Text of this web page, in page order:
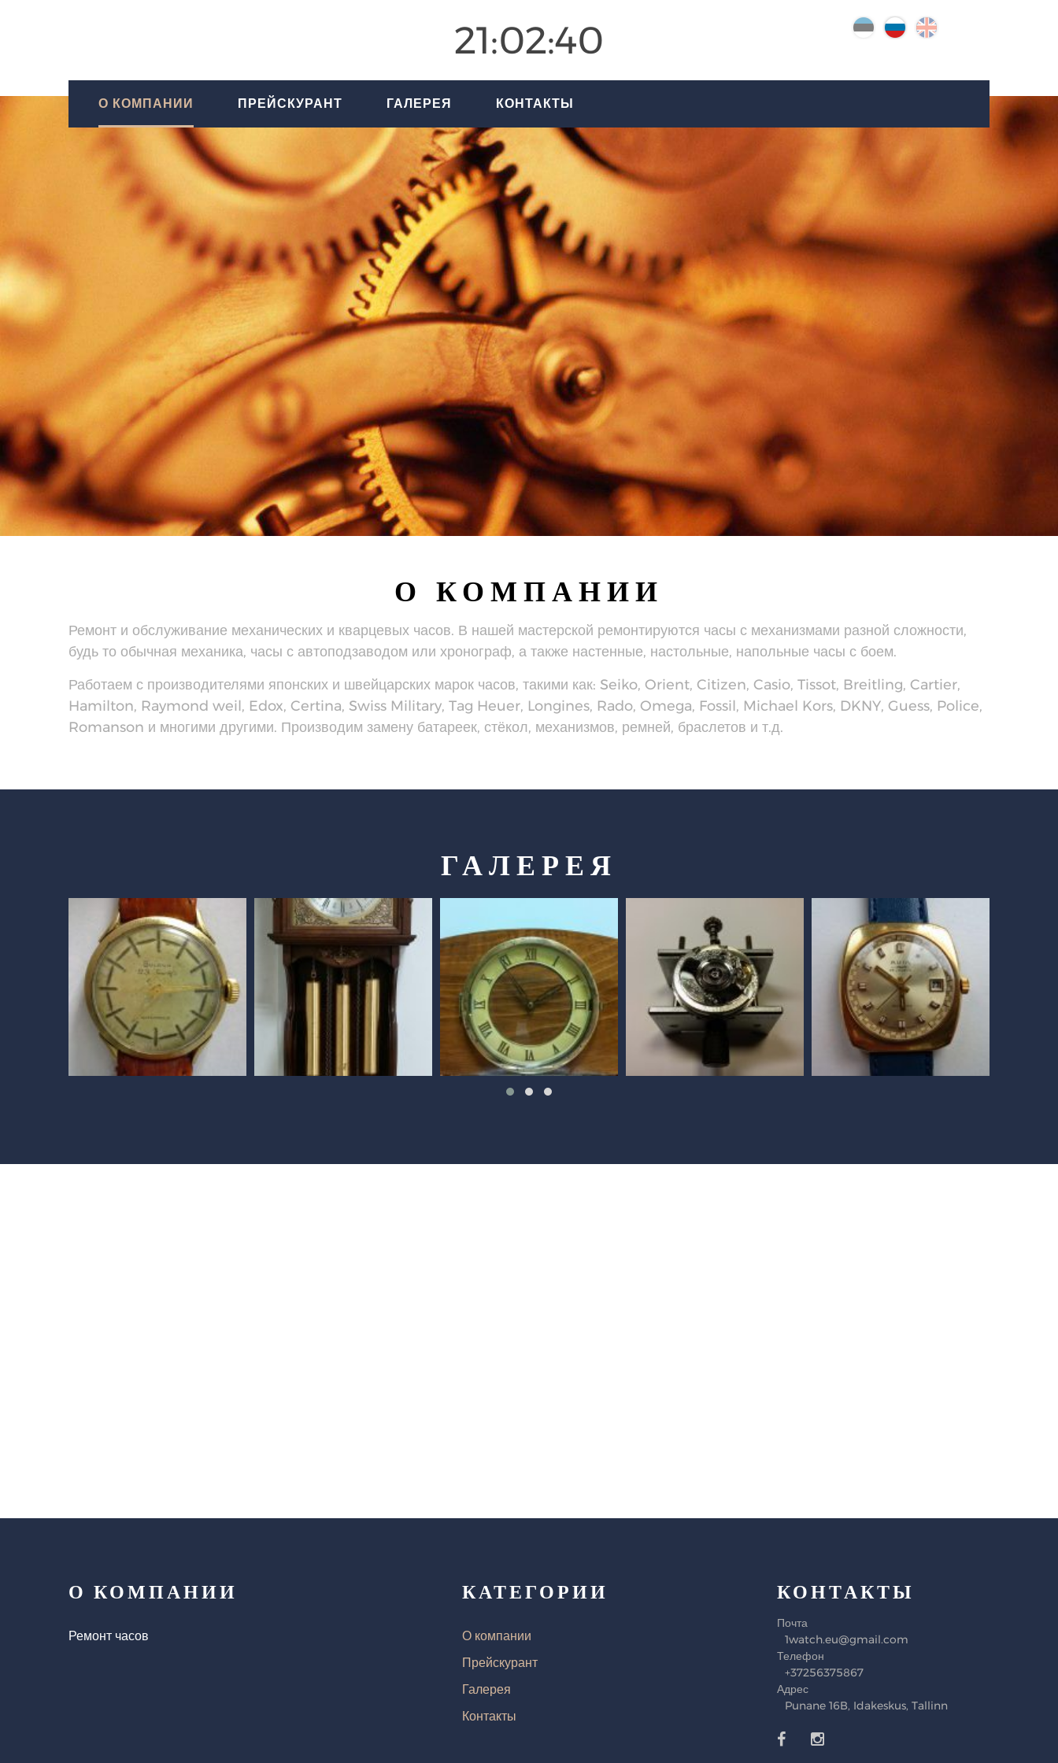
21:02:41
О КОМПАНИИ ПРЕЙСКУРАНТ ГАЛЕРЕЯ КОНТАКТЫ
О КОМПАНИИ
Ремонт и обслуживание механических и кварцевых часов. В нашей мастерской ремонтируются часы с механизмами разной сложности,
будь то обычная механика, часы с автоподзаводом или хронограф, а также настенные, настольные, напольные часы с боем.
Работаем с производителями японских и швейцарских марок часов, такими как: Seiko, Orient, Citizen, Casio, Tissot, Breitling, Cartier,
Hamilton, Raymond weil, Edox, Certina, Swiss Military, Tag Heuer, Longines, Rado, Omega, Fossil, Michael Kors, DKNY, Guess, Police,
Romanson и многими другими. Производим замену батареек, стёкол, механизмов, ремней, браслетов и т.д.
ГАЛЕРЕЯ
О КОМПАНИИ
Ремонт часов
КАТЕГОРИИ
О компании
Прейскурант
Галерея
Контакты
КОНТАКТЫ
Почта
1watch.eu@gmail.com
Телефон
+37256375867
Адрес
Punane 16B, Idakeskus, Tallinn